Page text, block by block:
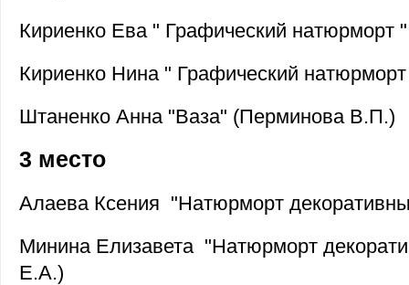
Кириенко Ева " Графический натюрморт
Кириенко Нина " Графический
Штаненко Анна "Ваза" (Перминова В.П.)
3 место
Алаева Ксения "Натюрморт
Минина Елизавета "Натюрморт
Е.А.)